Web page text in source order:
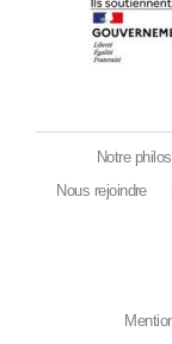
Notre
Nous rejoindre